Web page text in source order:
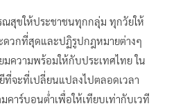
ณสุขให้ประชาชนทุกกลุ่ม ทุกวัยให้
ดวกที่สุดและปฏิรูปกฎหมายต่างๆ
มความพร้อมให้กับประเทศไทย ใน
ที่จะที่เปลี่ยนแปลงไปตลอดเวลา
คาร์บอนต่ำเพื่อให้เทียบเท่ากับเวที